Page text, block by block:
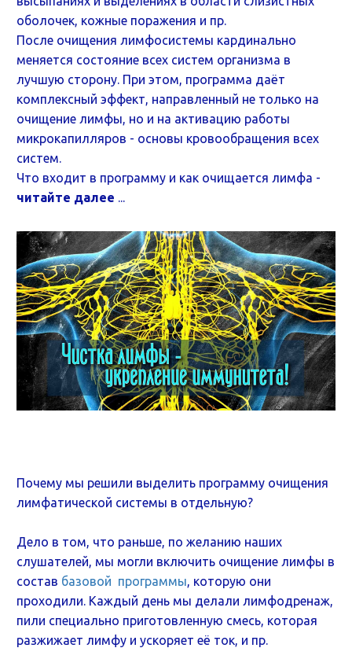
оболочек, кожные поражения и пр.
После очищения лимфосистемы кардинально
меняется состояние всех систем организма в
лучшую сторону. При этом, программа даёт
комплексный эффект, направленный не только на
очищение лимфы, но и на активацию работы
микрокапилляров - основы кровообращения всех
систем.
Что входит в программу и как очищается лимфа -
читайте далее ...
Почему мы решили выделить программу очищения
лимфатической системы в отдельную?
Дело в том, что раньше, по желанию наших
слушателей, мы могли включить очищение лимфы в
состав базовой программы, которую они
проходили. Каждый день мы делали лимфодренаж,
пили специально приготовленную смесь, которая
разжижает лимфу и ускоряет её ток, и пр.